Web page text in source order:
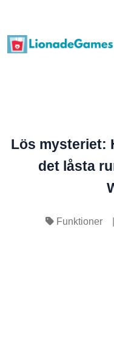
Lös mysteriet:
det låsta
Funktioner |